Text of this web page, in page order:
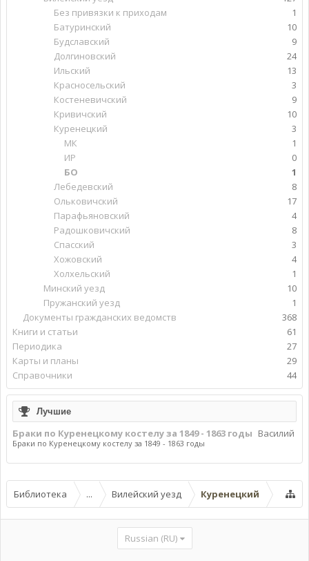
Без привязки к приходам
1
Батуринский
10
Будславский
9
Долгиновский
24
Ильский
13
Красносельский
3
Костеневичский
9
Кривичский
10
Куренецкий
3
МК
1
ИР
0
БО
1
Лебедевский
8
Ольковичский
17
Парафьяновский
4
Радошковичский
8
Спасский
3
Хожовский
4
Холхельский
1
Минский уезд
10
Пружанский уезд
1
Документы гражданских ведомств
368
Книги и статьи
61
Периодика
27
Карты и планы
29
Справочники
44
Лучшие
Браки по Куренецкому костелу за 1849 - 1863 годы Василий
Браки по Куренецкому костелу за 1849 - 1863 годы
Библиотека ... Вилейский уезд Куренецкий
Russian (RU)